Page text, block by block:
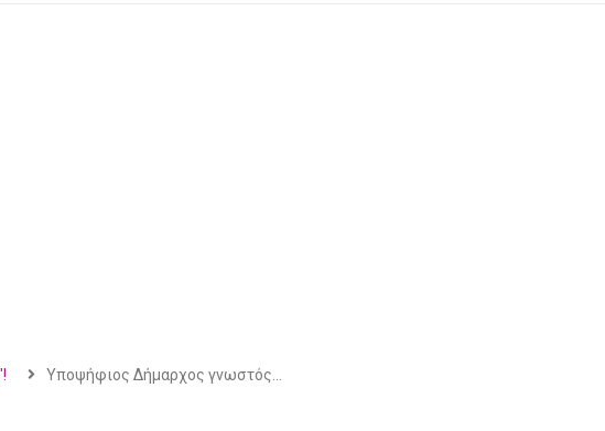
Υποψήφιος Δήμαρχος γνωστός…